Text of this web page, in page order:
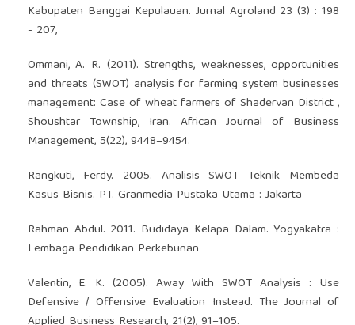
Kabupaten Banggai Kepulauan. Jurnal Agroland 23 (3) : 198
- 207,
Ommani, A. R. (2011). Strengths, weaknesses, opportunities
and threats (SWOT) analysis for farming system businesses
management: Case of wheat farmers of Shadervan District ,
Shoushtar Township, Iran. African Journal of Business
Management, 5(22), 9448–9454.
Rangkuti, Ferdy. 2005. Analisis SWOT Teknik Membeda
Kasus Bisnis. PT. Granmedia Pustaka Utama : Jakarta
Rahman Abdul. 2011. Budidaya Kelapa Dalam. Yogyakatra :
Lembaga Pendidikan Perkebunan
Valentin, E. K. (2005). Away With SWOT Analysis : Use
Defensive / Offensive Evaluation Instead. The Journal of